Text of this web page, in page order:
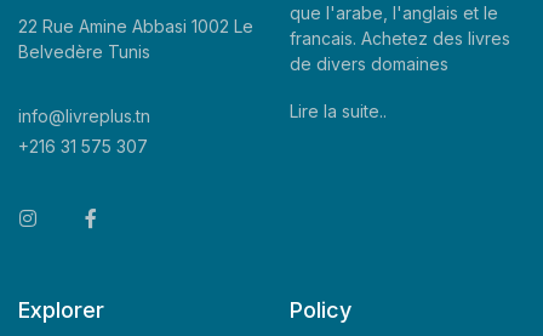
22 Rue Amine Abbasi 1002 Le
Belvedère Tunis
info@livreplus.tn
+216 31 575 307
que l'arabe, l'anglais et le
francais. Achetez des livres
de divers domaines
Lire la suite..
Explorer Policy